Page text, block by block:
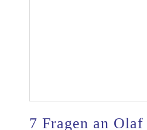
7 Fragen an